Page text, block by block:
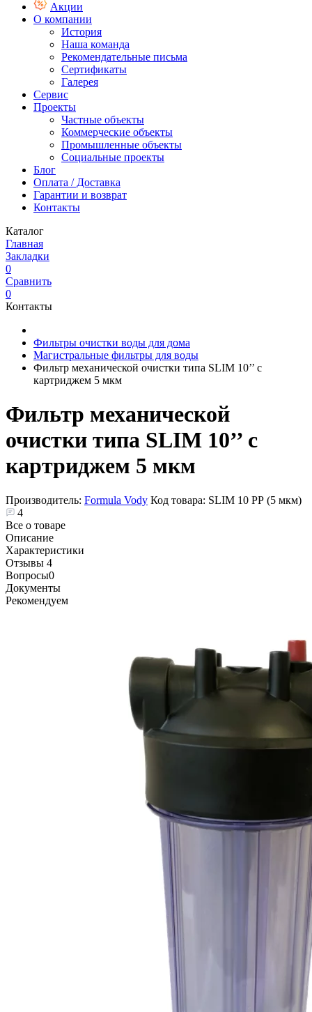
Акции
О компании
История
Наша команда
Рекомендательные письма
Сертификаты
Галерея
Сервис
Проекты
Частные объекты
Коммерческие объекты
Промышленные объекты
Социальные проекты
Блог
Оплата / Доставка
Гарантии и возврат
Контакты
Каталог
Главная
Закладки
0
Сравнить
0
Контакты
Фильтры очистки воды для дома
Магистральные фильтры для воды
Фильтр механической очистки типа SLIM 10’’ с
картриджем 5 мкм
Фильтр механической
очистки типа SLIM 10’’ с
картриджем 5 мкм
Производитель: Formula Vody Код товара: SLIM 10 РР (5 мкм)
4
Все о товаре
Описание
Характеристики
Отзывы 4
Вопросы0
Документы
Рекомендуем